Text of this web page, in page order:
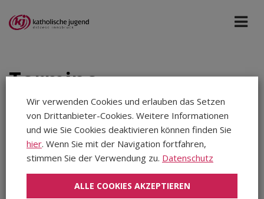
Termine
Bildung St. Michael Apr 2025
Aug 2026
Sep 2026
Okt 2026
In diesem Zeitraum wurden keine Veranstaltungen
Wir verwenden Cookies und erlauben das Setzen
von Drittanbieter-Cookies. Weitere Informationen
und wie Sie Cookies deaktivieren können finden Sie
hier. Wenn Sie mit der Navigation fortfahren,
stimmen Sie der Verwendung zu. Datenschutz
ALLE COOKIES AKZEPTIEREN